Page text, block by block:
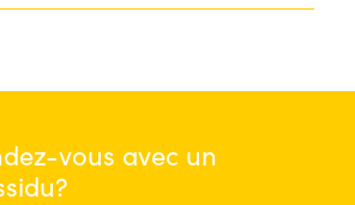
vous avec un